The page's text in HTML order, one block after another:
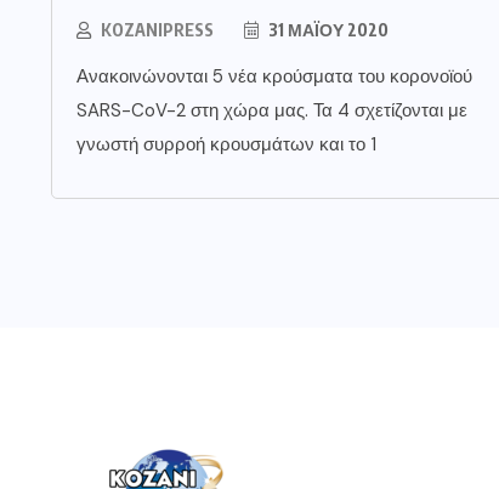
KOZANIPRESS 31 ΜΑΪ́ΟΥ 2020
Ανακοινώνονται 5 νέα κρούσματα του κορονοϊού
SARS-CoV-2 στη χώρα μας. Τα 4 σχετίζονται με
γνωστή συρροή κρουσμάτων και το 1